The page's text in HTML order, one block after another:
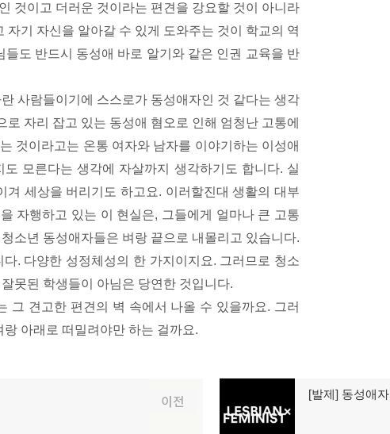
것이고 더러운 것이라는 편견을 강요할 것이 아니라
기 자신을 알아갈 수 있게 도와주는 것이 학교의 역
도 반드시 동성애 바로 알기와 같은 인권 교육을 반
사람들이기에 스스로가 동성애자인 것 같다는 생각
자리 잡고 있는 동성애 혐오로 인해 엄청난 고통에
것이라고는 온통 여자와 남자를 이야기하는 이성애
모른다는 생각에 자살까지 생각하기도 합니다. 실
세상을 버리기도 하고요. 이러할진대 생활의 대부
자행하고 있는 이 현실은, 그들에게 얼마나 큰 고통
소년 동성애자들은 벼랑 끝으로 내몰리고 있습니다.
. 다양한 성정체성의 한 가지이지요. 그러므로 청소
못된 학생들이 아님은 당연한 것입니다.
그 견고한 편견의 벽 속에서 나올 수 있을까요. 그러
아래로 떠밀려야만 하는 걸까요.
이전
음
[발제] 동성애